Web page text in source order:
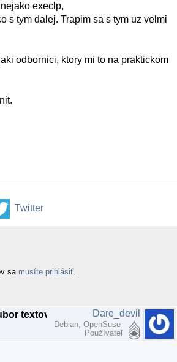
execlp,
s tym dalej. Trapim sa s tym uz velmi
odbornici, ktory mi to na praktickom
Twitter
sa musíte prihlásiť
Dare_devil
Debian, OpenSuse
Používateľ